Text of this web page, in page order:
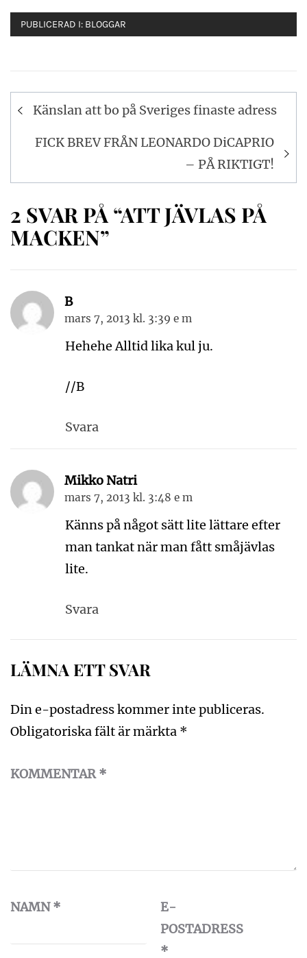
PUBLICERAD I: BLOGGAR
Inläggsnavigering
Känslan att bo på Sveriges finaste adress
FICK BREV FRÅN LEONARDO DiCAPRIO
– PÅ RIKTIGT!
2 SVAR PÅ “ATT JÄVLAS PÅ
MACKEN”
B
mars 7, 2013 kl. 3:39 e m
Hehehe Alltid lika kul ju.
//B
Svara
Mikko Natri
mars 7, 2013 kl. 3:48 e m
Känns på något sätt lite lättare efter
man tankat när man fått småjävlas
lite.
Svara
LÄMNA ETT SVAR
Din e-postadress kommer inte publiceras.
Obligatoriska fält är märkta *
KOMMENTAR*
NAMN*
E-
POSTADRESS
*